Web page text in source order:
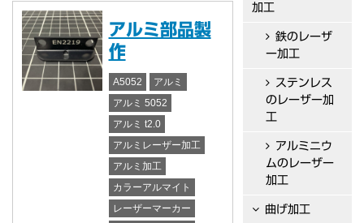
アルミ部品製
作
A5052
アルミ
アルミ 5052
アルミ t2.0
アルミレーザー加工
アルミ加工
カラーアルマイト
レーザーマーカー
加工
鉄のレーザ
ー加工
ステンレス
のレーザー加
工
アルミニウ
ムのレーザー
加工
曲げ加工